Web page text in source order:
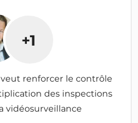
+1
renforcer le contrôle
des inspections
vidéosurveillance